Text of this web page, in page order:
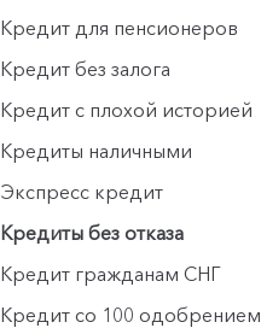
Кредит для пенсионеров
Кредит без залога
Кредит с плохой историей
Кредиты наличными
Экспресс кредит
Кредиты без отказа
Кредит гражданам СНГ
Кредит со 100 одобрением